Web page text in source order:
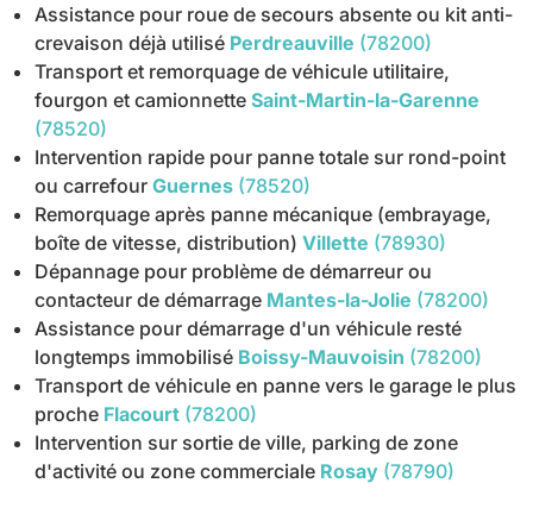
Assistance pour roue de secours absente ou kit anti-
crevaison déjà utilisé Perdreauville (78200)
Transport et remorquage de véhicule utilitaire,
fourgon et camionnette Saint-Martin-la-Garenne
(78520)
Intervention rapide pour panne totale sur rond-point
ou carrefour Guernes (78520)
Remorquage après panne mécanique (embrayage,
boîte de vitesse, distribution) Villette (78930)
Dépannage pour problème de démarreur ou
contacteur de démarrage Mantes-la-Jolie (78200)
Assistance pour démarrage d'un véhicule resté
longtemps immobilisé Boissy-Mauvoisin (78200)
Transport de véhicule en panne vers le garage le plus
proche Flacourt (78200)
Intervention sur sortie de ville, parking de zone
d'activité ou zone commerciale Rosay (78790)